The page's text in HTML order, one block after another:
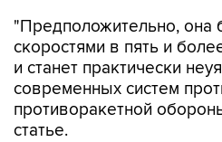
"Предположительно, она
скоростями в пять и
и станет практически
современных систем
противоракетной
статье.